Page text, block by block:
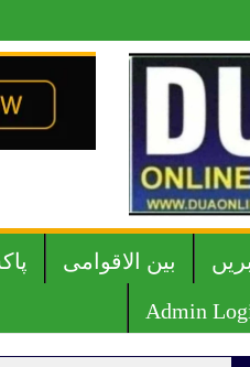
بین الاقوامی
Admin